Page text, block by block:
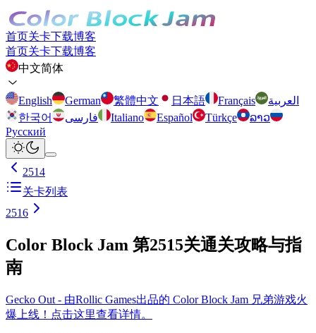
首页关卡下载博客
首页关卡下载博客
中文简体
English German 繁體中文 日本語 Français
العربية
한국어
فارسی Italiano Español Türkçe
ລາວ
Русский
2514
关卡列表
2516
Color Block Jam 第2515关通关攻略与指
南
Gecko Out - 由Rollic Games出品的 Color Block Jam 兄弟游戏火
爆上线！点击这里查看详情。